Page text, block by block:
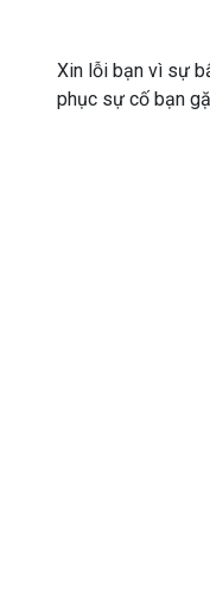
Xin lỗi bạn vì sự
phục sự cố bạn